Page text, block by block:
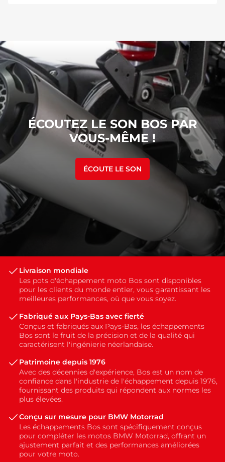
ÉCOUTEZ LE SON BOS PAR
VOUS-MÊME !
ÉCOUTE LE SON
Livraison mondiale
Les pots d'échappement moto Bos sont disponibles
pour les clients du monde entier, vous garantissant les
meilleures performances, où que vous soyez.
Fabriqué aux Pays-Bas avec fierté
Conçus et fabriqués aux Pays-Bas, les échappements
Bos sont le fruit de la précision et de la qualité qui
caractérisent l'ingénierie néerlandaise.
Patrimoine depuis 1976
Avec des décennies d'expérience, Bos est un nom de
confiance dans l'industrie de l'échappement depuis 1976,
fournissant des produits qui répondent aux normes les
plus élevées.
Conçu sur mesure pour BMW Motorrad
Les échappements Bos sont spécifiquement conçus
pour compléter les motos BMW Motorrad, offrant un
ajustement parfait et des performances améliorées
pour votre moto.